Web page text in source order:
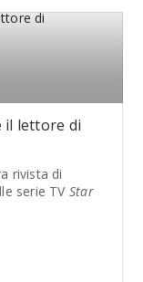
il lettore di
rivista di
serie TV Star